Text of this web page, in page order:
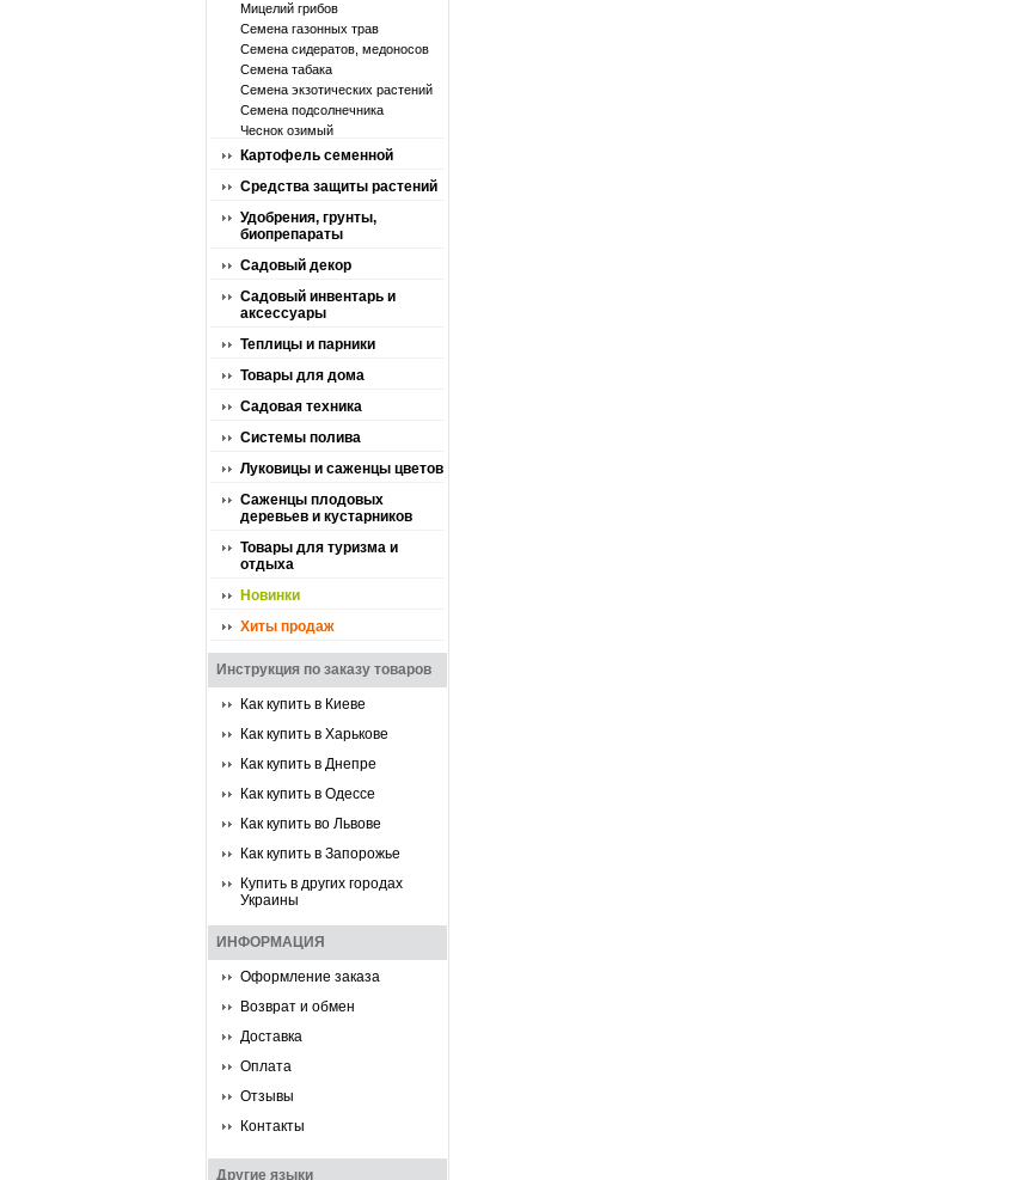
Мицелий грибов
Семена газонных трав
Семена сидератов, медоносов
Семена табака
Семена экзотических растений
Семена подсолнечника
Чеснок озимый
Картофель семенной
Средства защиты растений
Удобрения, грунты,
биопрепараты
Садовый декор
Садовый инвентарь и
аксессуары
Теплицы и парники
Товары для дома
Садовая техника
Системы полива
Луковицы и саженцы цветов
Саженцы плодовых
деревьев и кустарников
Товары для туризма и
отдыха
Новинки
Хиты продаж
Инструкция по заказу товаров
Как купить в Киеве
Как купить в Харькове
Как купить в Днепре
Как купить в Одессе
Как купить во Львове
Как купить в Запорожье
Купить в других городах
Украины
ИНФОРМАЦИЯ
Оформление заказа
Возврат и обмен
Доставка
Оплата
Отзывы
Контакты
Другие языки